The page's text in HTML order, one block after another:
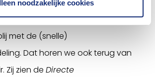
noodzakelijke cookies
met de (snelle)
Dat horen we ook terug van
Zij zien de Directe